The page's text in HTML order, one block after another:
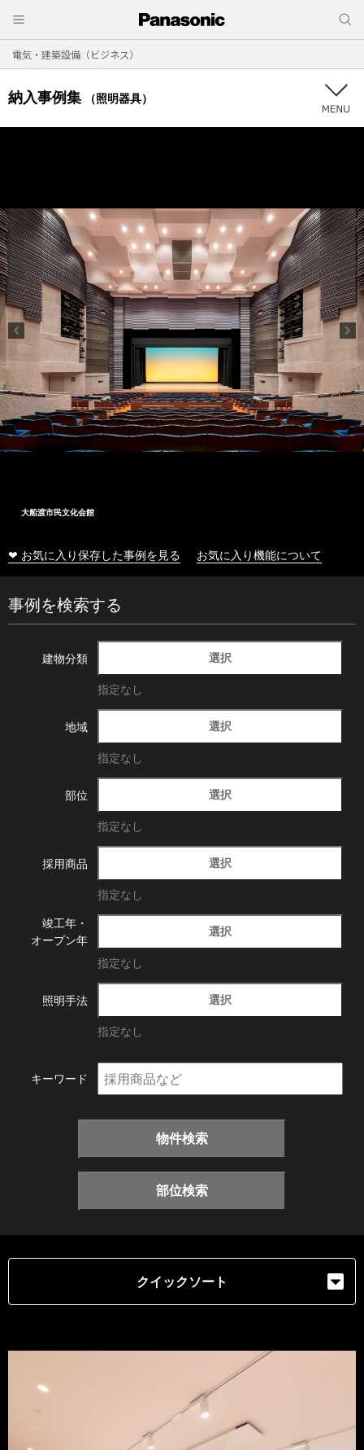
電気・建築設備（ビジネス）
納入事例集 （照明器具）
大船渡市民文化会館
❤ お気に入り保存した事例を見る お気に入り機能について
事例を検索する
建物分類 選択
指定なし
地域 選択
指定なし
部位 選択
指定なし
採用商品 選択
指定なし
竣工年・
オープン年
選択
指定なし
照明手法 選択
指定なし
キーワード
物件検索
部位検索
クイックソート